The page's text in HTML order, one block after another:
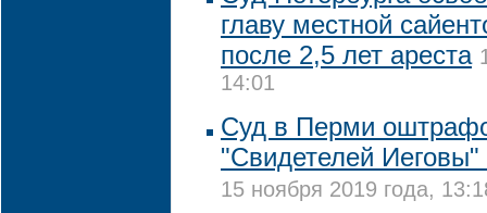
главу местной
после 2,5 лет ареста
14:01
Суд в Перми
"Свидетелей
15 ноября 2019 года,